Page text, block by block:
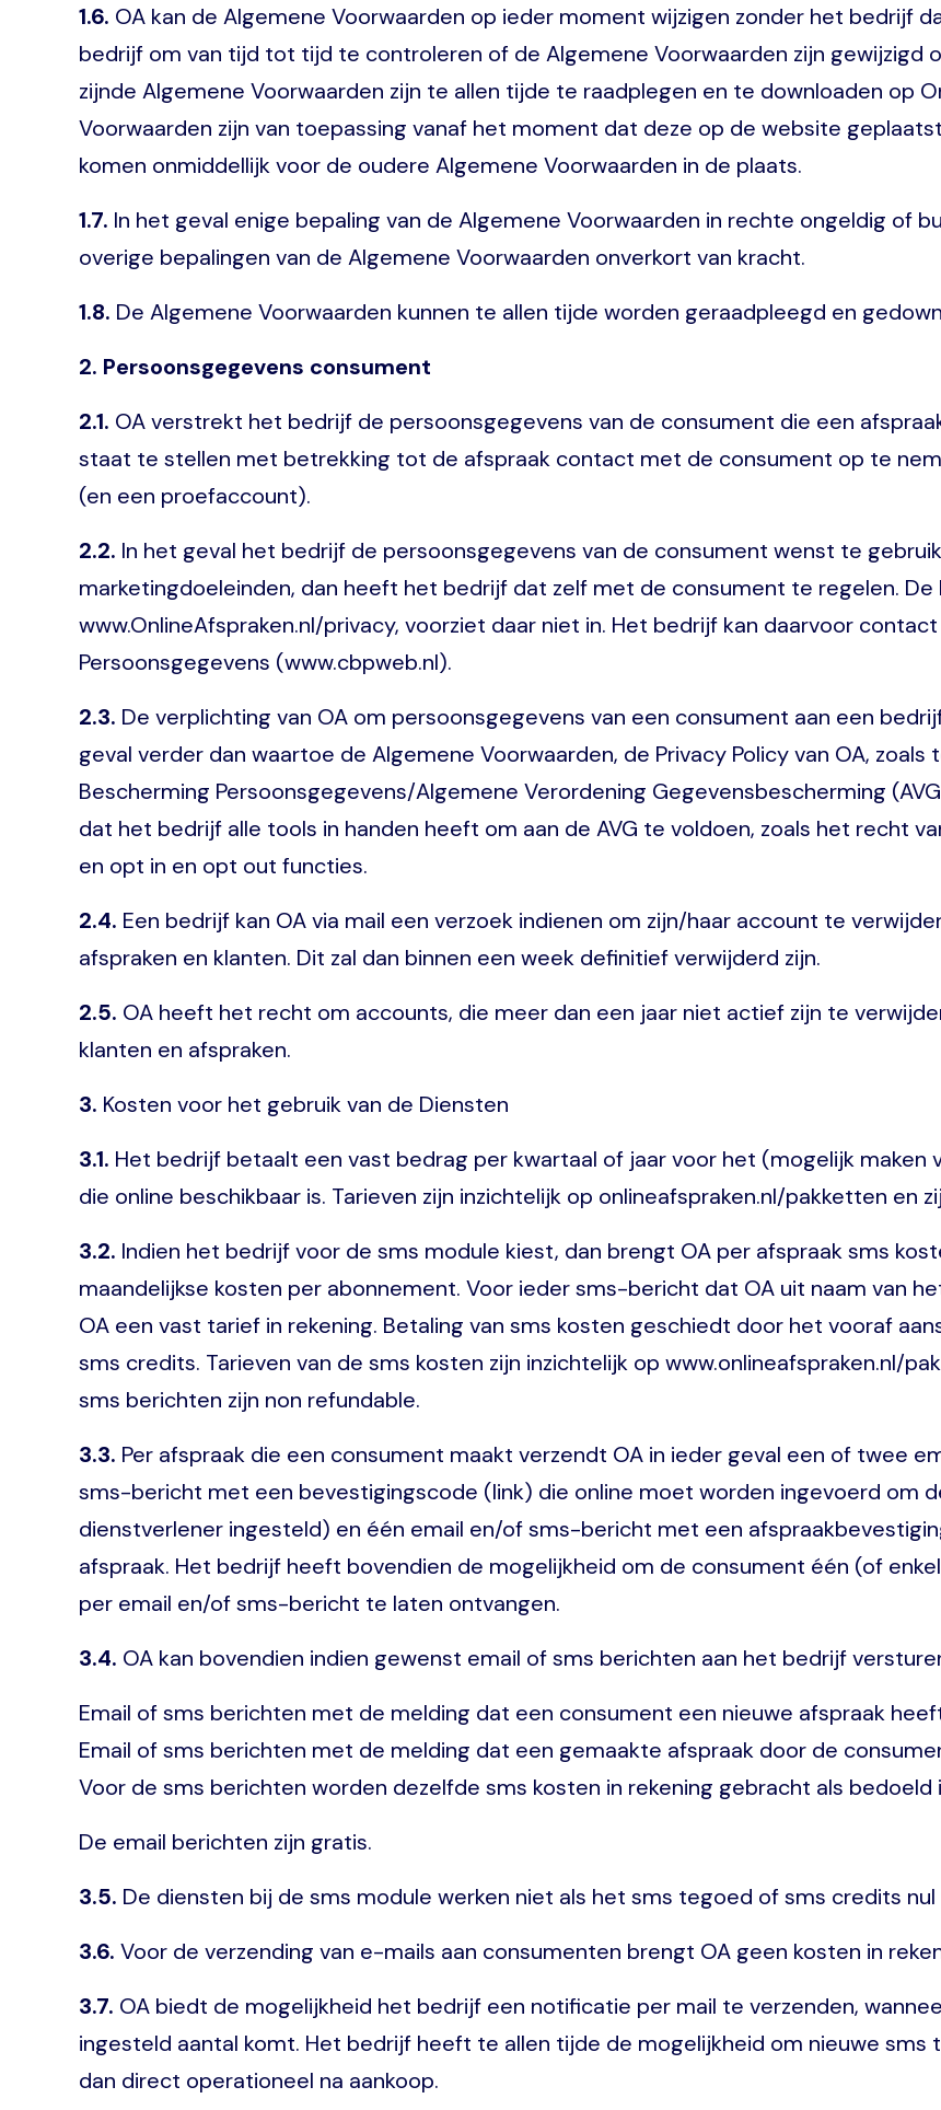
1.6. OA kan de Algemene Voorwaarden op ieder moment wijzigen zonder het bedrijf
bedrijf om van tijd tot tijd te controleren of de Algemene Voorwaarden zijn gewijzigd
zijnde Algemene Voorwaarden zijn te allen tijde te raadplegen en te downloaden op
Voorwaarden zijn van toepassing vanaf het moment dat deze op de website
komen onmiddellijk voor de oudere Algemene Voorwaarden in de plaats.
1.7. In het geval enige bepaling van de Algemene Voorwaarden in rechte ongeldig of
overige bepalingen van de Algemene Voorwaarden onverkort van kracht.
1.8. De Algemene Voorwaarden kunnen te allen tijde worden geraadpleegd en
2. Persoonsgegevens consument
2.1. OA verstrekt het bedrijf de persoonsgegevens van de consument die een
staat te stellen met betrekking tot de afspraak contact met de consument op te
(en een proefaccount).
2.2. In het geval het bedrijf de persoonsgegevens van de consument wenst te
marketingdoeleinden, dan heeft het bedrijf dat zelf met de consument te regelen. De
www.OnlineAfspraken.nl/privacy, voorziet daar niet in. Het bedrijf kan daarvoor
Persoonsgegevens (www.cbpweb.nl).
2.3. De verplichting van OA om persoonsgegevens van een consument aan een
geval verder dan waartoe de Algemene Voorwaarden, de Privacy Policy van OA,
Bescherming Persoonsgegevens/Algemene Verordening Gegevensbescherming
dat het bedrijf alle tools in handen heeft om aan de AVG te voldoen, zoals het recht
en opt in en opt out functies.
2.4. Een bedrijf kan OA via mail een verzoek indienen om zijn/haar account te
afspraken en klanten. Dit zal dan binnen een week definitief verwijderd zijn.
2.5. OA heeft het recht om accounts, die meer dan een jaar niet actief zijn te
klanten en afspraken.
3. Kosten voor het gebruik van de Diensten
3.1. Het bedrijf betaalt een vast bedrag per kwartaal of jaar voor het (mogelijk maken
die online beschikbaar is. Tarieven zijn inzichtelijk op onlineafspraken.nl/pakketten en
3.2. Indien het bedrijf voor de sms module kiest, dan brengt OA per afspraak sms
maandelijkse kosten per abonnement. Voor ieder sms-bericht dat OA uit naam van
OA een vast tarief in rekening. Betaling van sms kosten geschiedt door het vooraf
sms credits. Tarieven van de sms kosten zijn inzichtelijk op www.onlineafspraken.nl/
sms berichten zijn non refundable.
3.3. Per afspraak die een consument maakt verzendt OA in ieder geval een of twee
sms-bericht met een bevestigingscode (link) die online moet worden ingevoerd om
dienstverlener ingesteld) en één email en/of sms-bericht met een
afspraak. Het bedrijf heeft bovendien de mogelijkheid om de consument één (of
per email en/of sms-bericht te laten ontvangen.
3.4. OA kan bovendien indien gewenst email of sms berichten aan het bedrijf
Email of sms berichten met de melding dat een consument een nieuwe afspraak
Email of sms berichten met de melding dat een gemaakte afspraak door de
Voor de sms berichten worden dezelfde sms kosten in rekening gebracht als bedoeld
De email berichten zijn gratis.
3.5. De diensten bij de sms module werken niet als het sms tegoed of sms credits nul
3.6. Voor de verzending van e-mails aan consumenten brengt OA geen kosten in
3.7. OA biedt de mogelijkheid het bedrijf een notificatie per mail te verzenden,
ingesteld aantal komt. Het bedrijf heeft te allen tijde de mogelijkheid om nieuwe
dan direct operationeel na aankoop.